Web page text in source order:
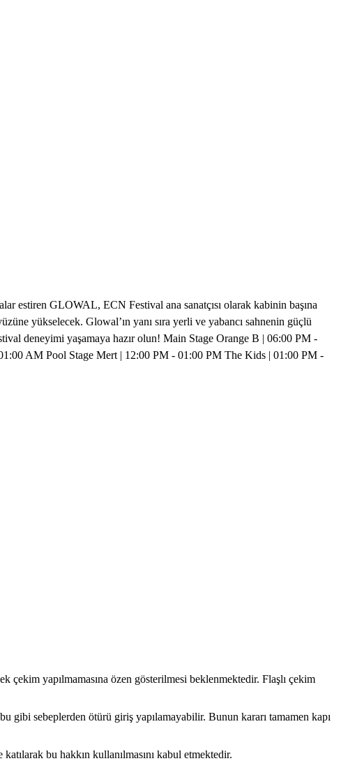
estiren GLOWAL, ECN Festival ana sanatçısı olarak kabinin başına
yükselecek. Glowal’ın yanı sıra yerli ve yabancı sahnenin güçlü
deneyimi yaşamaya hazır olun! Main Stage Orange B | 06:00 PM -
AM Pool Stage Mert | 12:00 PM - 01:00 PM The Kids | 01:00 PM -
çekim yapılmamasına özen gösterilmesi beklenmektedir. Flaşlı çekim
gibi sebeplerden ötürü giriş yapılamayabilir. Bunun kararı tamamen kapı
bu hakkın kullanılmasını kabul etmektedir.